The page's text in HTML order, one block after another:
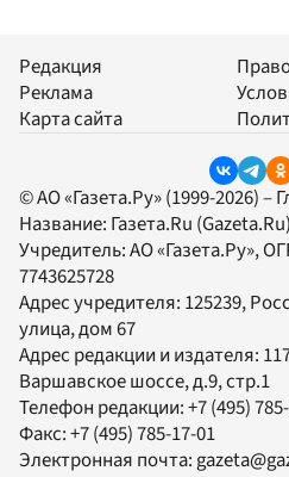
Редакция
Реклама
Карта сайта
© АО «Газета.Ру» (1999-2026) –
Название: Газета.Ru (Gazeta.Ru)
Учредитель:АО «Газета.Ру»,
7743625728
Адрес учредителя: 125239,
улица, дом 67
Адрес редакции и издателя:
Варшавское шоссе, д.9, стр.1
Телефон редакции:+7 (495)
Факс:+7 (495) 785-17-01
Электронная почта: